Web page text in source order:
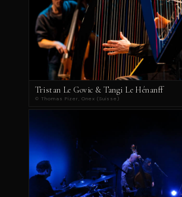
Tristan Le Govic & Tangi Le Hénanff
© Thomas Pizer, Onex (Suisse)